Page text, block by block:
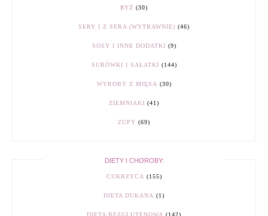
RYŻ (30)
SERY I Z SERA (WYTRAWNIE) (46)
SOSY I INNE DODATKI (9)
SURÓWKI I SAŁATKI (144)
WYROBY Z MIĘSA (30)
ZIEMNIAKI (41)
ZUPY (69)
DIETY I CHOROBY:
CUKRZYCA (155)
DIETA DUKANA (1)
DIETA BEZGLUTENOWA (142)